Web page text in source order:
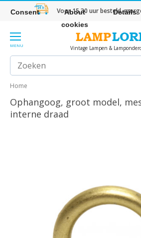
Voor 15.30 uur besteld,
MENU Vintage Lampen &
Home
Ophangoog, groot model,
interne draad
Consent
About
cookies
Details